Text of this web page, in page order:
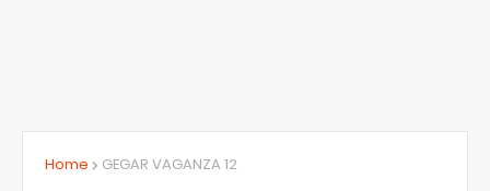
Home GEGAR VAGANZA 12